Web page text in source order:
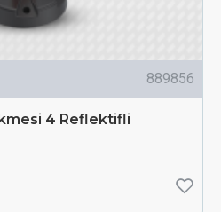
889856
4 Reflektifli